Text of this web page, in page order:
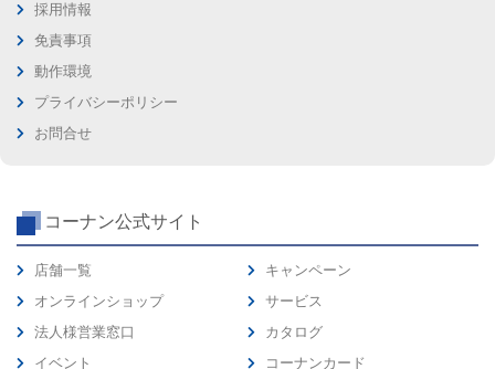
採用情報
免責事項
動作環境
プライバシーポリシー
お問合せ
コーナン公式サイト
店舗一覧
オンラインショップ
法人様営業窓口
イベント
キャンペーン
サービス
カタログ
コーナンカード